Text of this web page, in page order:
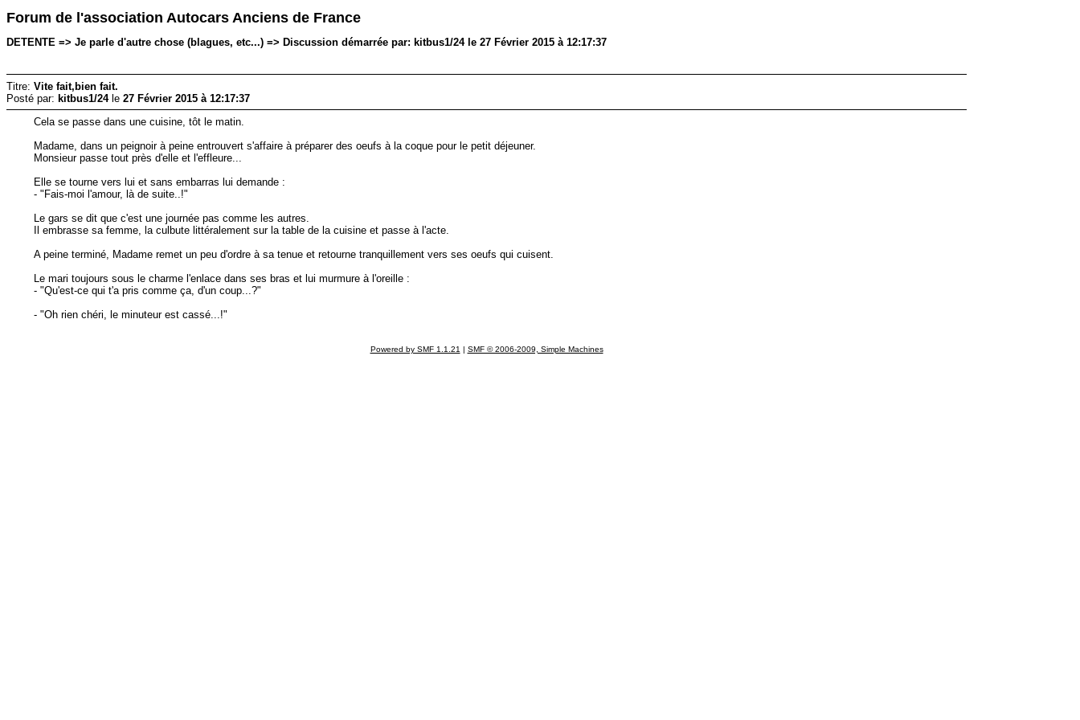
Forum de l'association Autocars Anciens de France
DETENTE => Je parle d'autre chose (blagues, etc...) => Discussion démarrée par: kitbus1/24 le 27 Février 2015 à 12:17:37
Titre: Vite fait,bien fait.
Posté par: kitbus1/24le 27 Février 2015 à 12:17:37
Cela se passe dans une cuisine, tôt le matin.
Madame, dans un peignoir à peine entrouvert s'affaire à préparer des oeufs à la coque pour le petit déjeuner.
Monsieur passe tout près d'elle et l'effleure...
Elle se tourne vers lui et sans embarras lui demande :
- "Fais-moi l'amour, là de suite..!"
Le gars se dit que c'est une journée pas comme les autres.
Il embrasse sa femme, la culbute littéralement sur la table de la cuisine et passe à l'acte.
A peine terminé, Madame remet un peu d'ordre à sa tenue et retourne tranquillement vers ses oeufs qui cuisent.
Le mari toujours sous le charme l'enlace dans ses bras et lui murmure à l'oreille :
- "Qu'est-ce qui t'a pris comme ça, d'un coup...?"
- "Oh rien chéri, le minuteur est cassé...!"
Powered by SMF 1.1.21 | SMF © 2006-2009, Simple Machines